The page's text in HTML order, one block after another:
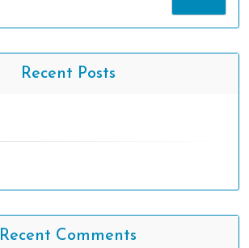
Recent Posts
Recent Comments